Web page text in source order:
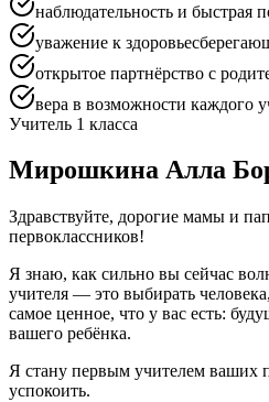
наблюдательность и быстрая
уважение к
открытое партнёрство с
вера в возможности каждого
Учитель 1 класса
Мирошкина Алла
Здравствуйте, дорогие мамы и
первоклассников!
Я знаю, как сильно вы сейчас
учителя — это выбирать
самое ценное, что у вас есть:
вашего ребёнка.
Я стану первым учителем ваших
успокоить.